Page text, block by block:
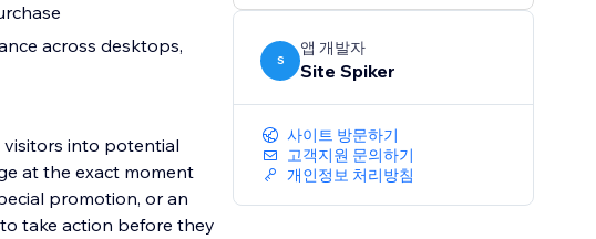
across desktops,
into potential
at the exact moment
promotion, or an
take action before they
S
앱 개발자
Site Spiker
사이트 방문하기
고객지원 문의하기
개인정보 처리방침